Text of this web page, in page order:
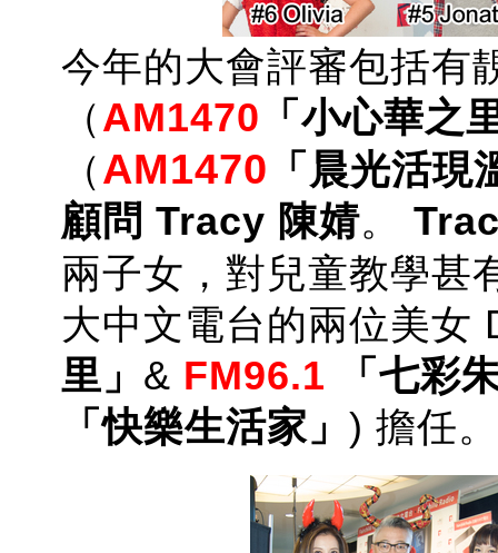
今年的大會評審包括有
（AM1470 「小心華之
（AM1470 「晨光活現
顧問 Tracy 陳婧。
兩子女，對兒童教學甚
大中文電台的兩位美女
里」 & FM96.1 「七彩
「快樂生活家」 ) 擔任。